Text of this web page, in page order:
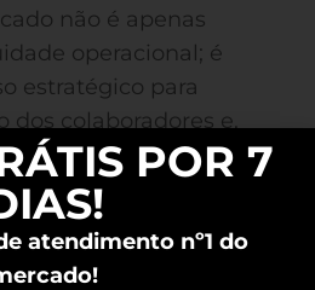
não é apenas
operacional; é
estratégico para
dos colaboradores e,
do cliente final.
Plataforma de
potencializar ainda
suporte.
POR 7
atendimento nº1 do